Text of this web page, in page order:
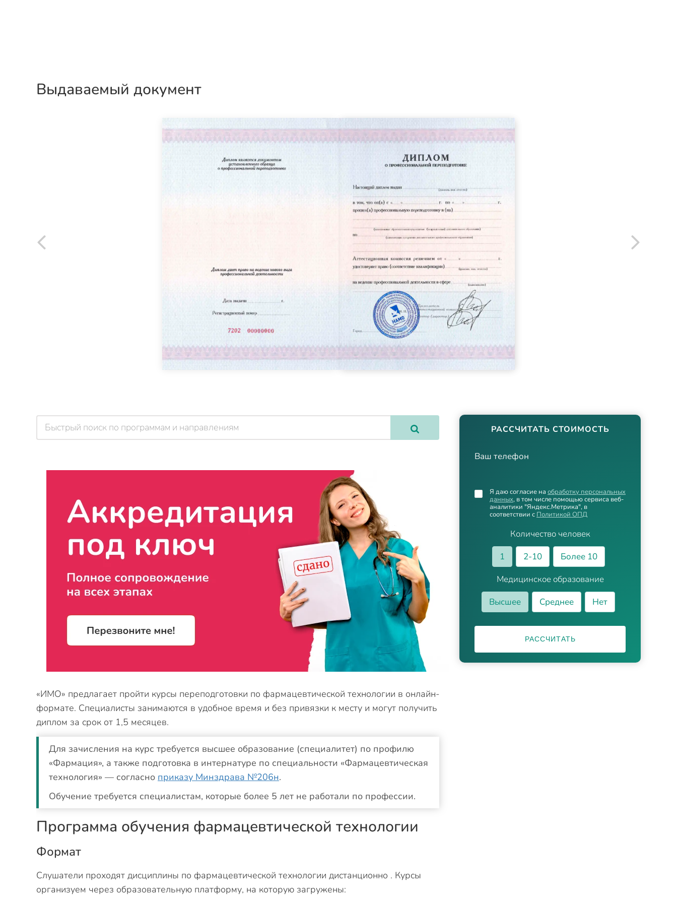
Выдаваемый документ
РАССЧИТАТЬ СТОИМОСТЬ
Ваш телефон
Количество человек
1
2-10
Более 10
Медицинское образование
Высшее
Среднее Нет
Я даю согласие на обработку персональных
данных, в том числе помощью сервиса веб-
аналитики "Яндекс.Метрика", в
соответствии с Политикой ОПД
РАССЧИТАТЬ
«ИМО» предлагает пройти курсы переподготовки по фармацевтической технологии в онлайн-
формате. Специалисты занимаются в удобное время и без привязки к месту и могут получить
диплом за срок от 1,5 месяцев.
Для зачисления на курс требуется высшее образование (специалитет) по профилю
«Фармация», а также подготовка в интернатуре по специальности «Фармацевтическая
технология» — согласно приказу Минздрава №206н.
Обучение требуется специалистам, которые более 5 лет не работали по профессии.
Программа обучения фармацевтической технологии
Формат
Слушатели проходят дисциплины по фармацевтической технологии дистанционно . Курсы
организуем через образовательную платформу, на которую загружены: